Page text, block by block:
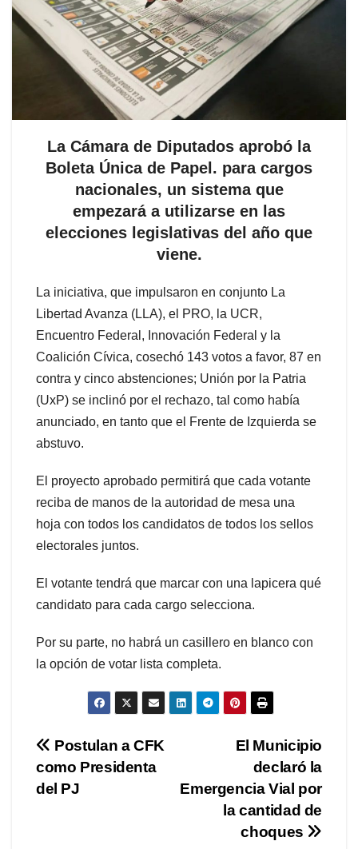
La Cámara de Diputados aprobó la
Boleta Única de Papel. para cargos
nacionales, un sistema que
empezará a utilizarse en las
elecciones legislativas del año que
viene.
La iniciativa, que impulsaron en conjunto La
Libertad Avanza (LLA), el PRO, la UCR,
Encuentro Federal, Innovación Federal y la
Coalición Cívica, cosechó 143 votos a favor, 87 en
contra y cinco abstenciones; Unión por la Patria
(UxP) se inclinó por el rechazo, tal como había
anunciado, en tanto que el Frente de Izquierda se
abstuvo.
El proyecto aprobado permitirá que cada votante
reciba de manos de la autoridad de mesa una
hoja con todos los candidatos de todos los sellos
electorales juntos.
El votante tendrá que marcar con una lapicera qué
candidato para cada cargo selecciona.
Por su parte, no habrá un casillero en blanco con
la opción de votar lista completa.
Navegación
de
El Municipio
declaró la
Emergencia Vial por
la cantidad de
choques
Postulan a CFK
como Presidenta
del PJ